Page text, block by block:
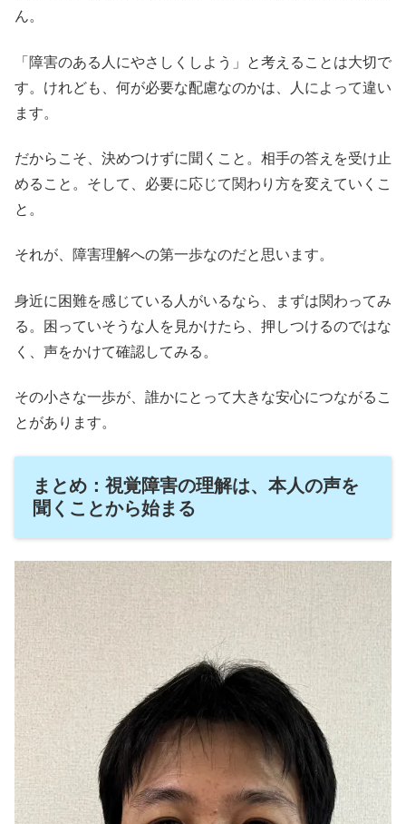
ん。
「障害のある人にやさしくしよう」と考えることは大切で
す。けれども、何が必要な配慮なのかは、人によって違い
ます。
だからこそ、決めつけずに聞くこと。相手の答えを受け止
めること。そして、必要に応じて関わり方を変えていくこ
と。
それが、障害理解への第一歩なのだと思います。
身近に困難を感じている人がいるなら、まずは関わってみ
る。困っていそうな人を見かけたら、押しつけるのではな
く、声をかけて確認してみる。
その小さな一歩が、誰かにとって大きな安心につながるこ
とがあります。
まとめ：視覚障害の理解は、本人の声を
聞くことから始まる